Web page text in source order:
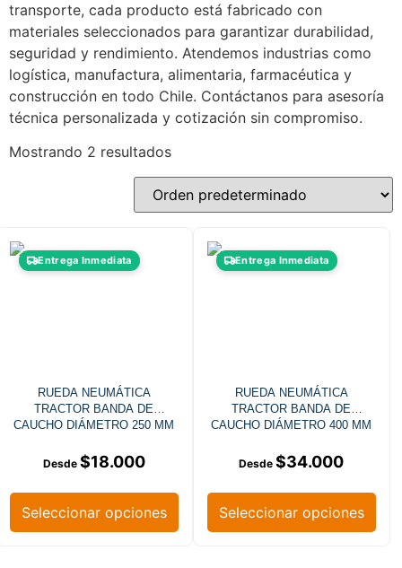
transporte, cada producto está fabricado con
materiales seleccionados para garantizar durabilidad,
seguridad y rendimiento. Atendemos industrias como
logística, manufactura, alimentaria, farmacéutica y
construcción en todo Chile. Contáctanos para asesoría
técnica personalizada y cotización sin compromiso.
Mostrando 2 resultados
Entrega Inmediata
RUEDA NEUMÁTICA
TRACTOR BANDA DE
CAUCHO DIÁMETRO 250 MM
$18.000
Seleccionar opciones
Entrega Inmediata
RUEDA NEUMÁTICA
TRACTOR BANDA DE
CAUCHO DIÁMETRO 400 MM
$34.000
Seleccionar opciones